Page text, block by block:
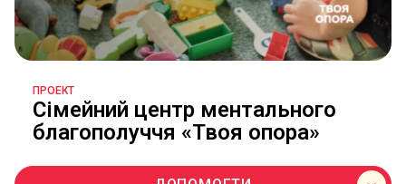
ПРОЕКТ
Сімейний центр ментального
благополуччя «Твоя опора»